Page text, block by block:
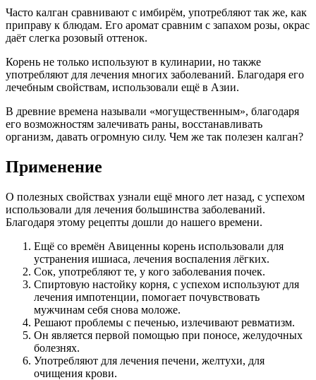
Часто калган сравнивают с имбирём, употребляют так же, как
приправу к блюдам. Его аромат сравним с запахом розы, окрас
даёт слегка розовый оттенок.
Корень не только используют в кулинарии, но также
употребляют для лечения многих заболеваний. Благодаря его
лечебным свойствам, использовали ещё в Азии.
В древние времена называли «могущественным», благодаря
его возможностям залечивать раны, восстанавливать
организм, давать огромную силу. Чем же так полезен калган?
Применение
О полезных свойствах узнали ещё много лет назад, с успехом
использовали для лечения большинства заболеваний.
Благодаря этому рецепты дошли до нашего времени.
Ещё со времён Авиценны корень использовали для
устранения ишиаса, лечения воспаления лёгких.
Сок, употребляют те, у кого заболевания почек.
Спиртовую настойку корня, с успехом используют для
лечения импотенции, помогает почувствовать
мужчинам себя снова моложе.
Решают проблемы с печенью, излечивают ревматизм.
Он является первой помощью при поносе, желудочных
болезнях.
Употребляют для лечения печени, желтухи, для
очищения крови.